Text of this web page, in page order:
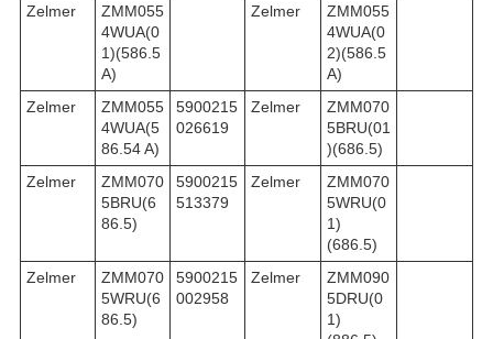
Zelmer
ZMM055
4WUA(0
1)(586.5
A)
Zelmer
ZMM055
4WUA(0
2)(586.5
A)
Zelmer
ZMM055
4WUA(5
86.54 A)
5900215
026619
Zelmer
ZMM070
5BRU(01
)(686.5)
Zelmer
ZMM070
5BRU(6
86.5)
5900215
513379
Zelmer
ZMM070
5WRU(0
1)
(686.5)
Zelmer
ZMM070
5WRU(6
86.5)
5900215
002958
Zelmer
ZMM090
5DRU(0
1)